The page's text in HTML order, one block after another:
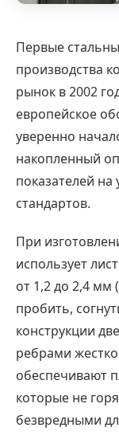
Первые
производства
рынок в 2002
европейское
уверенно
накопленный
показателей
стандартов.
При
использует
от 1,2 до 2,4
пробить,
конструкции
ребрами
обеспечивают
которые не
безвредными